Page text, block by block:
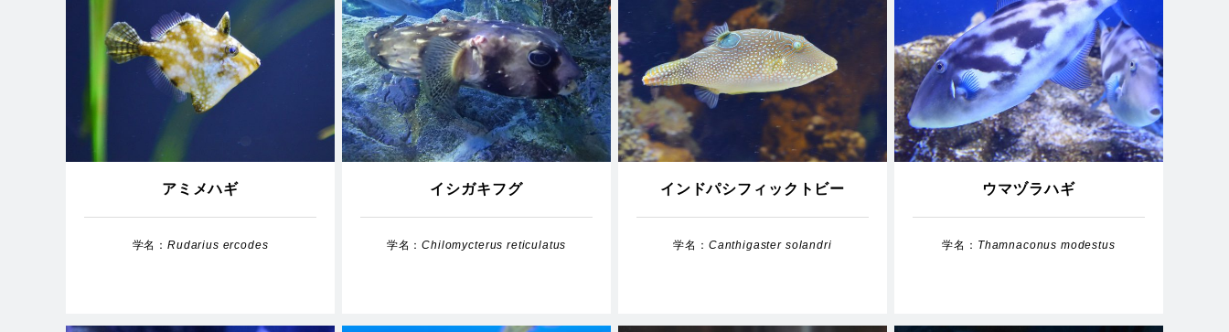
アミメハギ
学名：Rudarius ercodes
イシガキフグ
学名：Chilomycterus reticulatus
インドパシフィックトビー
学名： Canthigaster solandri
ウマヅラハギ
学名： Thamnaconus modestus